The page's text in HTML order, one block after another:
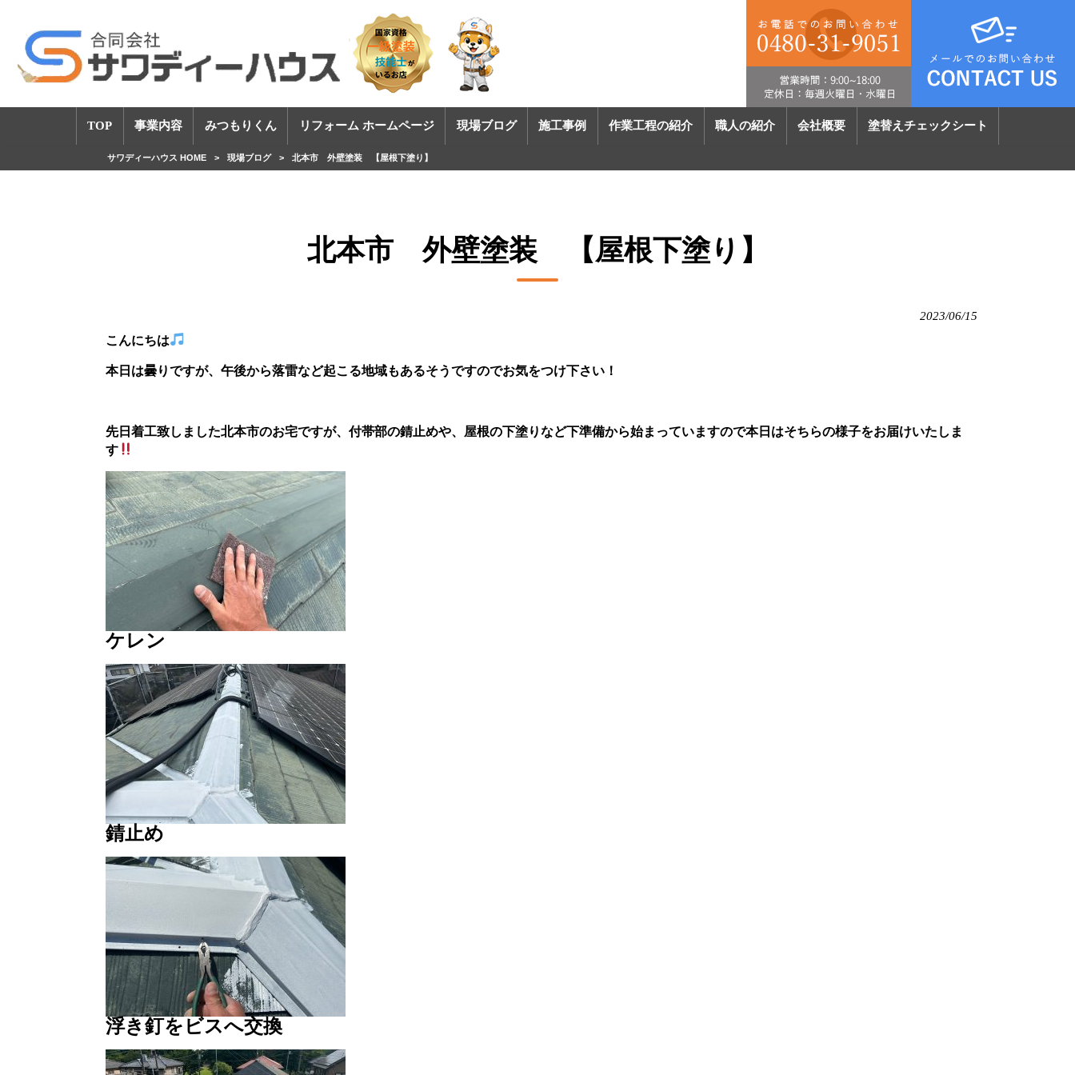
TOP 事業内容 みつもりくん リフォーム ホームページ 現場ブログ 施工事例 作業工程の紹介 職人の紹介 会社概要 塗替えチェックシート
サワディーハウス HOME > 現場ブログ > 北本市 外壁塗装 【屋根下塗り】
北本市 外壁塗装 【屋根下塗り】
2023/06/15
こんにちは
本日は曇りですが、午後から落雷など起こる地域もあるそうですのでお気をつけ下さい！
先日着工致しました北本市のお宅ですが、付帯部の錆止めや、屋根の下塗りなど下準備から始まっていますので本日はそちらの様子をお届けいたしま
す
ケレン
錆止め
浮き釘をビスへ交換